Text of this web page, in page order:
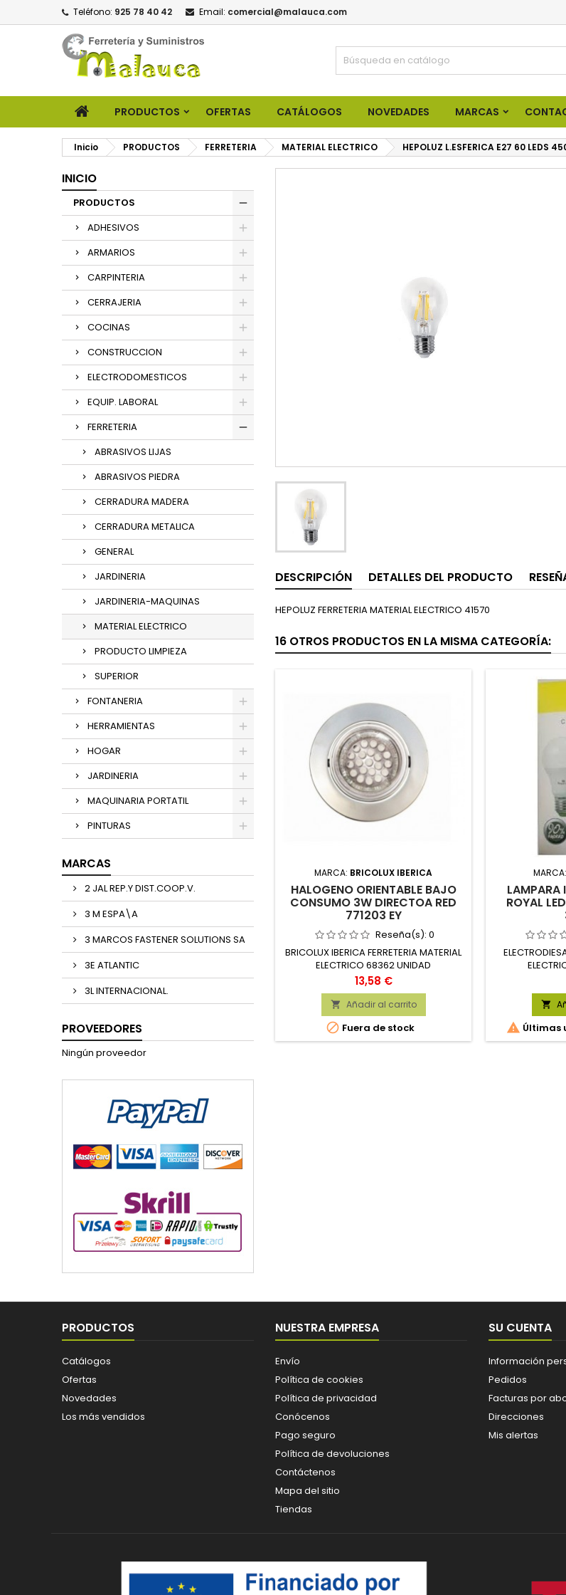
Teléfono: 925 78 40 42 Email: comercial@malauca.com
PRODUCTOS OFERTAS CATÁLOGOS NOVEDADES MARCAS
Inicio PRODUCTOS FERRETERIA MATERIAL ELECTRICO HEPOLUZ L.ESFERICA E27 60 LEDS
INICIO
PRODUCTOS
ADHESIVOS
ARMARIOS
CARPINTERIA
CERRAJERIA
COCINAS
CONSTRUCCION
ELECTRODOMESTICOS
EQUIP. LABORAL
FERRETERIA
ABRASIVOS LIJAS
ABRASIVOS PIEDRA
CERRADURA MADERA
CERRADURA METALICA
GENERAL
JARDINERIA
JARDINERIA-MAQUINAS
MATERIAL ELECTRICO
PRODUCTO LIMPIEZA
SUPERIOR
FONTANERIA
HERRAMIENTAS
HOGAR
JARDINERIA
MAQUINARIA PORTATIL
PINTURAS
MARCAS
2 JAL REP.Y DIST.COOP.V.
3 M ESPA\A
3 MARCOS FASTENER SOLUTIONS SA
3E ATLANTIC
3L INTERNACIONAL.
PROVEEDORES
Ningún proveedor
DESCRIPCIÓN DETALLES DEL PRODUCTO
HEPOLUZ FERRETERIA MATERIAL ELECTRICO 41570
16 OTROS PRODUCTOS EN LA MISMA CATEGORÍA:
MARCA: BRICOLUX IBERICA
HALOGENO ORIENTABLE BAJO
CONSUMO 3W DIRECTOA RED
771203 EY
Reseña(s): 0
BRICOLUX IBERICA FERRETERIA MATERIAL
ELECTRICO 68362 UNIDAD
Precio
13,58 €
 Añadir al carrito
 Fuera de stock
MARCA:
LAMPARA
ROYAL

 Últimas
PRODUCTOS
Catálogos
Ofertas
Novedades
Los más vendidos
NUESTRA EMPRESA
Envío
Política de cookies
Política de privacidad
Conócenos
Pago seguro
Política de devoluciones
Contáctenos
Mapa del sitio
Tiendas
SU CUENTA
Información
Pedidos
Facturas por
Direcciones
Mis alertas